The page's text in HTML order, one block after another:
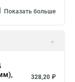
Показать больше
328,20 ₽